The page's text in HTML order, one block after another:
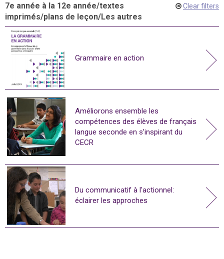
7e année à la 12e année/textes
imprimés/plans de leçon/Les autres
Clear filters
Grammaire en action
Améliorons ensemble les
compétences des élèves de français
langue seconde en s’inspirant du
CECR
Du communicatif à l'actionnel:
éclairer les approches